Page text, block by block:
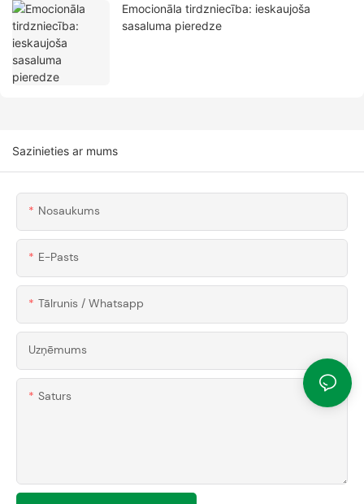
Emocionāla tirdzniecība: ieskaujoša
sasaluma pieredze
Sazinieties ar mums
Nosaukums
E-Pasts
Tālrunis / Whatsapp
Uzņēmums
Saturs